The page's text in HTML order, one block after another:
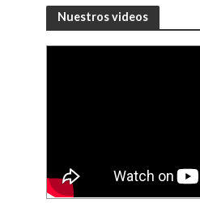
Nuestros videos